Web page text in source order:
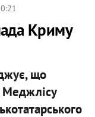
Криму
що
Меджлісу